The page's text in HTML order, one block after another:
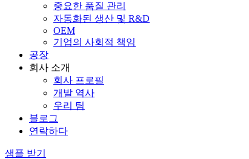
중요한 품질 관리
자동화된 생산 및 R&D
OEM
기업의 사회적 책임
공장
회사 소개
회사 프로필
개발 역사
우리 팀
블로그
연락하다
샘플 받기